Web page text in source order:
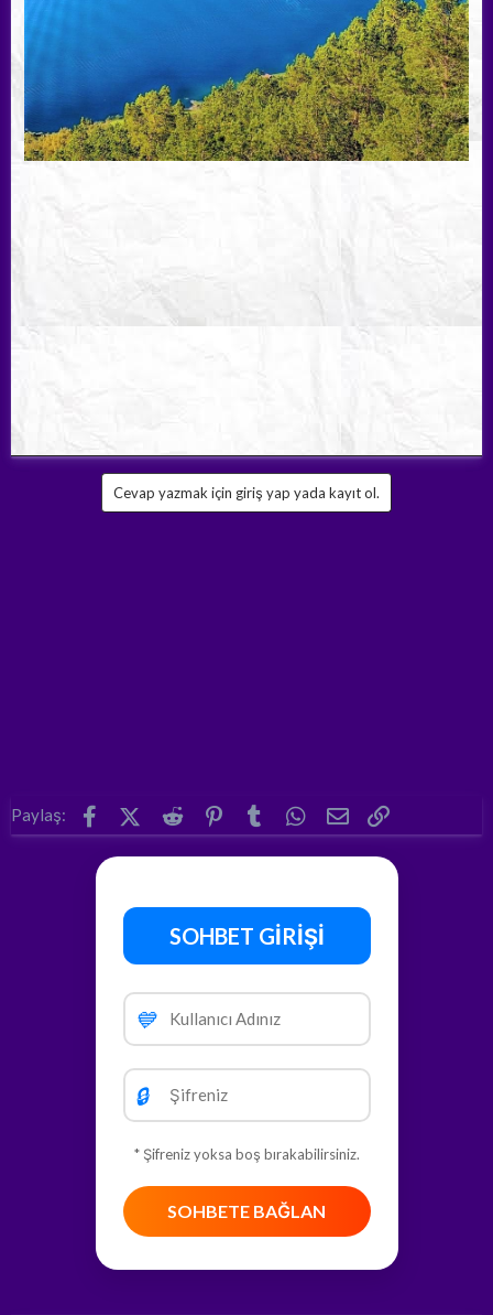
Cevap yazmak için giriş yap yada kayıt ol.
Paylaş: FacebookX (Twitter)
Reddit Pinterest
Tumblr WhatsApp
E-posta
SOHBET GİRİŞİ
💙
🔒
* Şifreniz yoksa boş bırakabilirsiniz.
SOHBETE BAĞLAN